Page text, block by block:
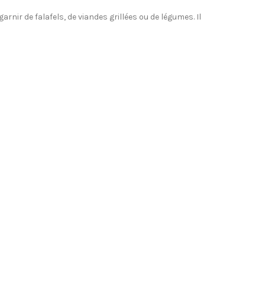
de falafels, de viandes grillées ou de légumes. Il